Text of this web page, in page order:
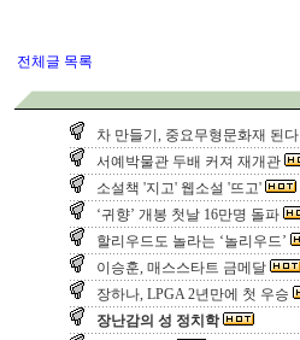
전체글 목록
차 만들기, 중요무형문화재 된다
서예박물관 두배 커져 재개관
소설책 '지고' 웹소설 '뜨고'
‘귀향’ 개봉 첫날 16만명 돌파
할리우드도 놀라는 ‘놀리우드’
이승훈, 매스스타트 금메달
장하나, LPGA 2년만에 첫 우승
장난감의 성 정치학